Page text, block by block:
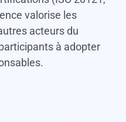
valorise les
acteurs du
à adopter